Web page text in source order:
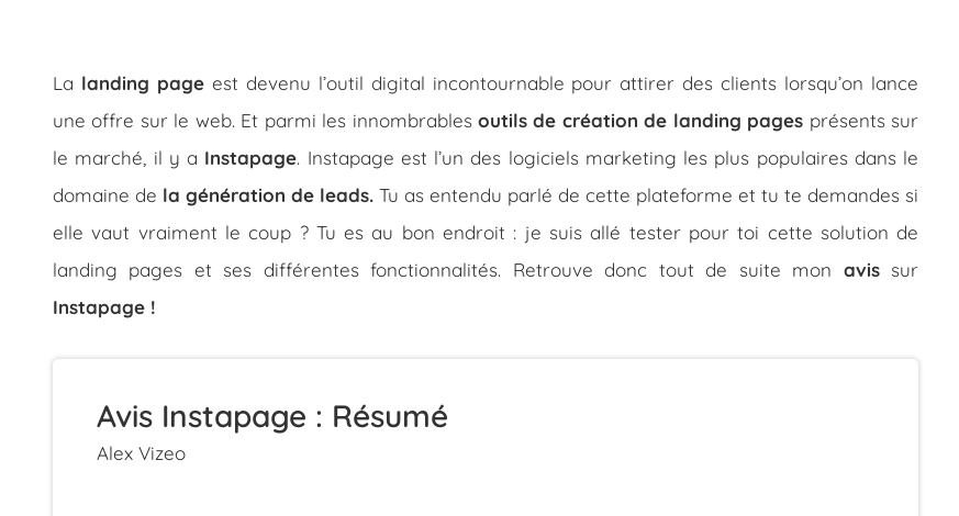
La landing pageest devenu l’outil digital incontournable pour attirer des clients lorsqu’on lance
une offre sur le web. Et parmi les innombrablesoutils de création de landing pages présents sur
le marché, il y a Instapage. Instapage est l’un des logiciels marketing les plus populaires dans le
domaine de la génération de leads. Tu as entendu parlé de cette plateforme et tu te demandes si
elle vaut vraiment le coup ? Tu es au bon endroit : je suis allé tester pour toi cette solution de
landing pages et ses différentes fonctionnalités. Retrouve donc tout de suite mon avissur
Instapage !
Avis Instapage : Résumé
Alex Vizeo